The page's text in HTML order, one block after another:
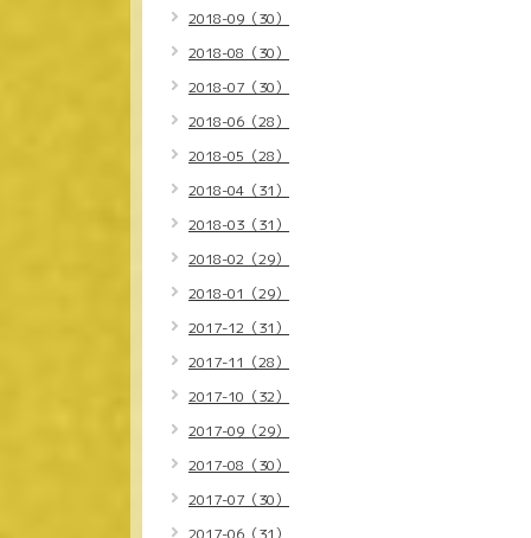
2018-09（30）
2018-08（30）
2018-07（30）
2018-06（28）
2018-05（28）
2018-04（31）
2018-03（31）
2018-02（29）
2018-01（29）
2017-12（31）
2017-11（28）
2017-10（32）
2017-09（29）
2017-08（30）
2017-07（30）
2017-06（31）